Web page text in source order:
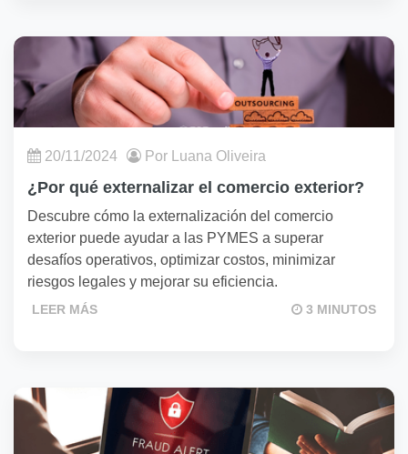
20/11/2024 Por Luana Oliveira
¿Por qué externalizar el comercio exterior?
Descubre cómo la externalización del comercio
exterior puede ayudar a las PYMES a superar
desafíos operativos, optimizar costos, minimizar
riesgos legales y mejorar su eficiencia.
LEER MÁS 3 MINUTOS